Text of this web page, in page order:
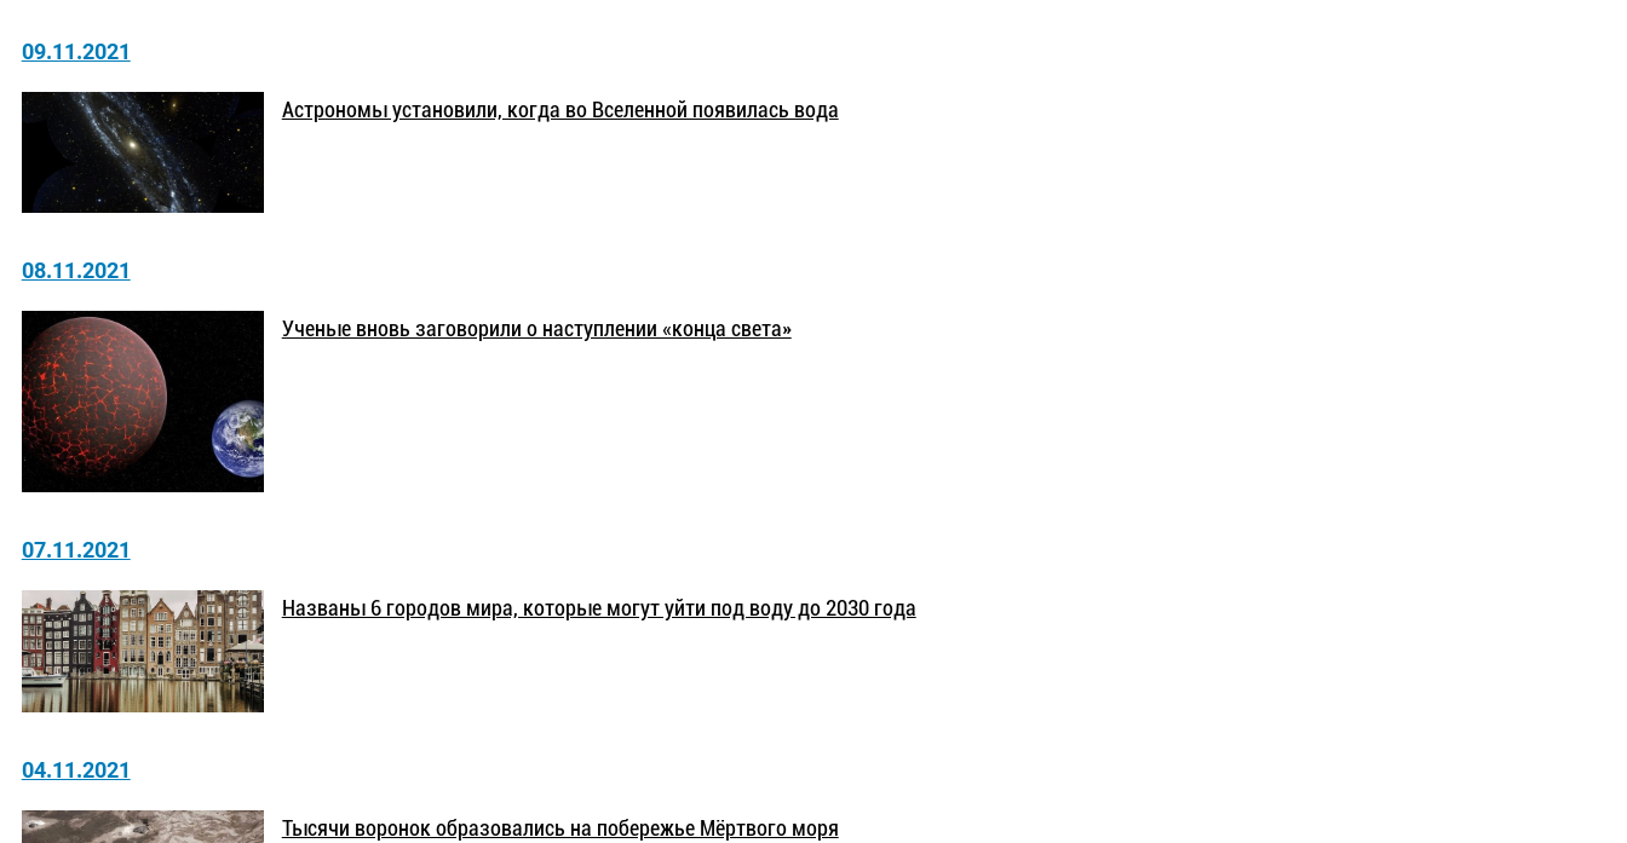
09.11.2021
Астрономы установили, когда во Вселенной появилась вода
08.11.2021
Ученые вновь заговорили о наступлении «конца света»
07.11.2021
Названы 6 городов мира, которые могут уйти под воду до 2030 года
04.11.2021
Тысячи воронок образовались на побережье Мёртвого моря